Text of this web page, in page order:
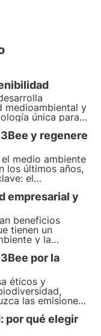
medioambiental y
única para
Con más
de 150.000
líder en
y regenere
medio ambiente
los últimos años,
el
Hemos
dando la
empresarial y
beneficios
tienen un
y la
3Bee
cómo ser
la biodiversidad
por la
éticos y
las emisiones
árboles de
huella
responsable.
por qué elegir